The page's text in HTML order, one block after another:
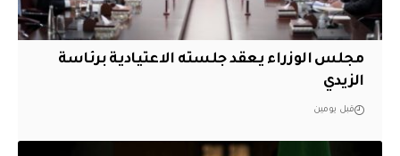
مجلس الوزراء يعقد جلسته الاعتيادية برئاسة
الزيدي
قبل يومين